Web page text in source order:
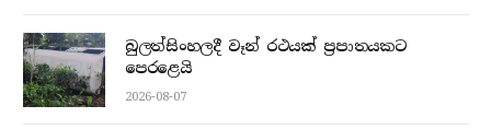
බුලත්සිංහලදී වෑන් රථයක් ප්‍රපාතයකට
පෙරළෙයි
2026-08-07